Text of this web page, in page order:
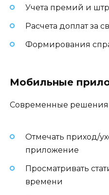
Учета премий и
Расчета доплат за
Формирования
Мобильные
Современные решения
Отмечать приход/
приложение
Просматривать
времени